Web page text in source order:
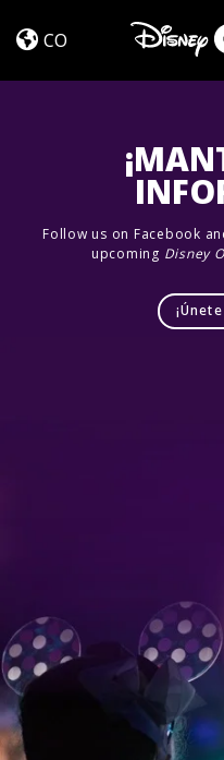
In!CO
Follow us on Facebook
upcoming Disney